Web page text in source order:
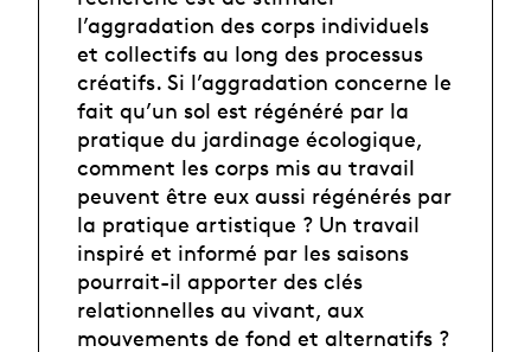
l’aggradation des corps individuels
et collectifs au long des processus
créatifs. Si l’aggradation concerne le
fait qu’un sol est régénéré par la
pratique du jardinage écologique,
comment les corps mis au travail
peuvent être eux aussi régénérés par
la pratique artistique ? Un travail
inspiré et informé par les saisons
pourrait-il apporter des clés
relationnelles au vivant, aux
mouvements de fond et alternatifs ?